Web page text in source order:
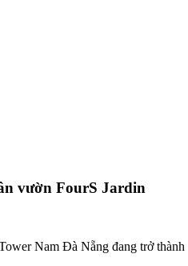
vườn FourS Jardin
Nam Đà Nẵng đang trở